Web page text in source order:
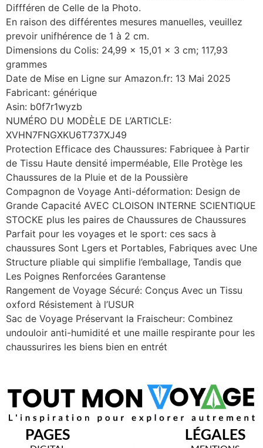
Diffféren de Celle de la Photo.
En raison des différentes mesures manuelles, veuillez
prevoir unifhérence de 1 à 2 cm.
Dimensions du Colis: 24,99 x 15,01 x 3 cm; 117,93
grammes
Date de Mise en Ligne sur Amazon.fr: 13 Mai 2025
Fabricant: générique
Asin: b0f7r1wyzb
NUMÉRO DU MODÈLE DE L’ARTICLE:
XVHN7FNGXKU6T737XJ49
Protection Efficace des Chaussures: Fabriquee à Partir
de Tissu Haute densité imperméable, Elle Protège les
Chaussures de la Pluie et de la Poussière
Compagnon de Voyage Anti-déformation: Design de
Grande Capacité AVEC CLOISON INTERNE SCIENTIQUE
STOCKE plus les paires de Chaussures de Chaussures
Parfait pour les voyages et le sport: ces sacs à
chaussures Sont Lgers et Portables, Fabriques avec Une
Structure pliable qui simplifie l’emballage, Tandis que
Les Poignes Renforcées Garantense
Rangement de Voyage Sécuré: Conçus Avec un Tissu
oxford Résistement à l’USUR
Sac de Voyage Préservant la Fraischeur: Combinez
undouloir anti-humidité et une maille respirante pour les
chaussurires les biens bien en entrét
PAGES LÉGALES